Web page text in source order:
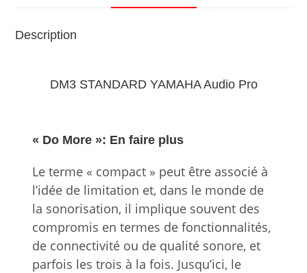
Description
DM3 STANDARD YAMAHA Audio Pro
« Do More »: En faire plus
Le terme « compact » peut être associé à
l’idée de limitation et, dans le monde de
la sonorisation, il implique souvent des
compromis en termes de fonctionnalités,
de connectivité ou de qualité sonore, et
parfois les trois à la fois. Jusqu’ici, le